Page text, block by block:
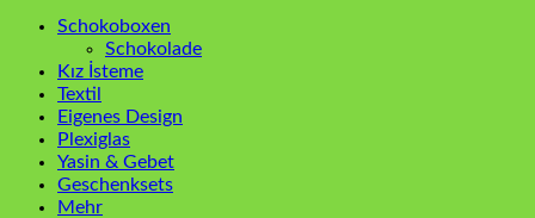
Schokoboxen
Schokolade
Kız İsteme
Textil
Eigenes Design
Plexiglas
Yasin & Gebet
Geschenksets
Mehr